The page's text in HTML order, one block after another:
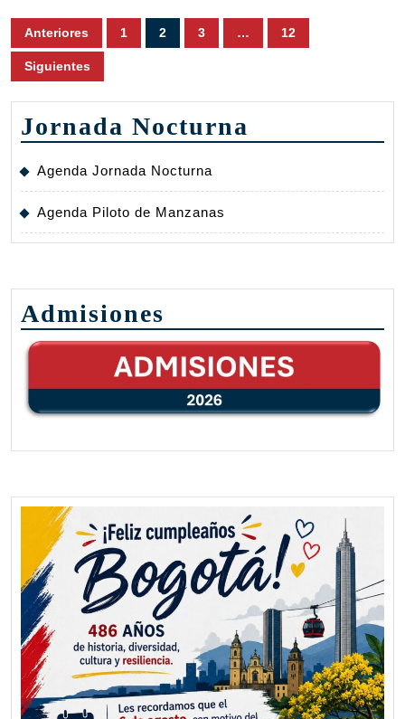
Paginación
de
entradas
Anteriores 1 2 3 … 12
Siguientes
Jornada Nocturna
Agenda Jornada Nocturna
Agenda Piloto de Manzanas
Admisiones